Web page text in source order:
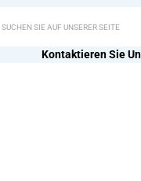
Kontaktieren Sie